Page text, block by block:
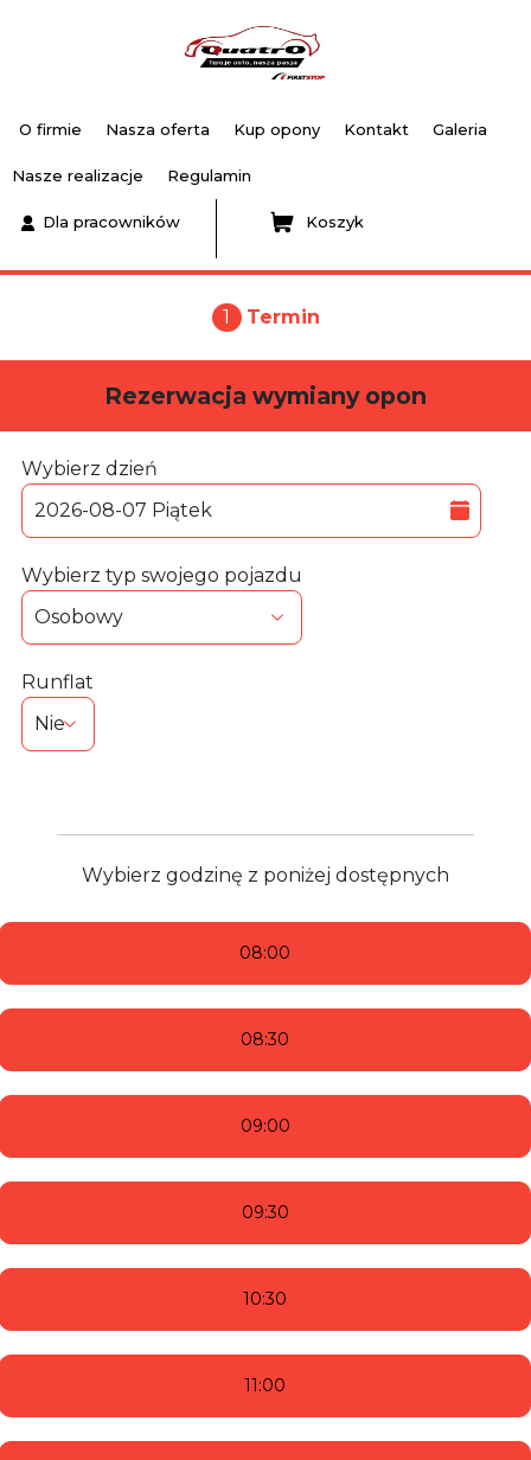
O firmie Nasza oferta Kup opony Kontakt Galeria
Nasze realizacje Regulamin
Dla pracowników Koszyk
1 Termin
Rezerwacja wymiany opon
Wybierz dzień
Wybierz typ swojego pojazdu
Runflat
Wybierz godzinę z poniżej dostępnych
08:00
08:30
09:00
09:30
10:30
11:00